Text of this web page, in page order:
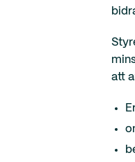
att